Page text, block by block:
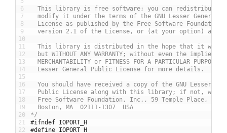
6
7
8
9
10
11
12
13
14
15
16
17
18
19
20
21
22
This library is free software; you can redistribute
modify it under the terms of the GNU Lesser General
License as published by the Free Software
version 2.1 of the License, or (at your option) any
This library is distributed in the hope that it will
but WITHOUT ANY WARRANTY; without even the implied
MERCHANTABILITY or FITNESS FOR A PARTICULAR PURPOSE.
Lesser General Public License for more details.
You should have received a copy of the GNU Lesser
Public License along with this library; if not,
Free Software Foundation, Inc., 59 Temple Place,
Boston, MA  02111-1307  USA
*/
#ifndef IOPORT_H
#define	IOPORT_H